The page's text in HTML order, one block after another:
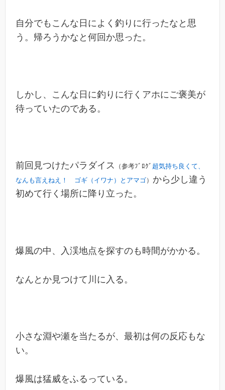
自分でもこんな日によく釣りに行ったなと思
う。帰ろうかなと何回か思った。
しかし、こんな日に釣りに行くアホにご褒美が
待っていたのである。
前回見つけたパラダイス （参考ﾌﾞﾛｸﾞ 超気持ち良くて、
なんも言えねえ！ ゴギ（イワナ）とアマゴ） から少し違う
初めて行く場所に降り立った。
爆風の中、入渓地点を探すのも時間がかかる。
なんとか見つけて川に入る。
小さな淵や瀬を当たるが、最初は何の反応もな
い。
爆風は猛威をふるっている。